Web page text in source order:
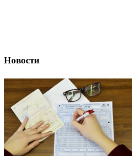
Новости